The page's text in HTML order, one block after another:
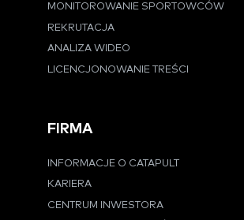
MONITOROWANIE SPORTOWCÓW
REKRUTACJA
ANALIZA WIDEO
LICENCJONOWANIE TREŚCI
FIRMA
INFORMACJE O CATAPULT
KARIERA
CENTRUM INWESTORA